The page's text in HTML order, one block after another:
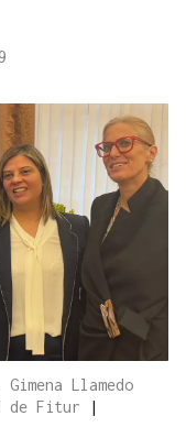
Llamedo
de Fitur
|